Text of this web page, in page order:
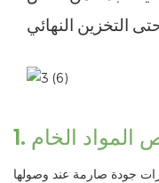
المواد الخام
جودة صارمة عند وصولها